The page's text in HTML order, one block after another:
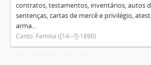
contratos, testamentos, inventários, autos
sentenças, cartas de mercê e privilégio,
arma...
Canto. Família ([14--?]-1890)